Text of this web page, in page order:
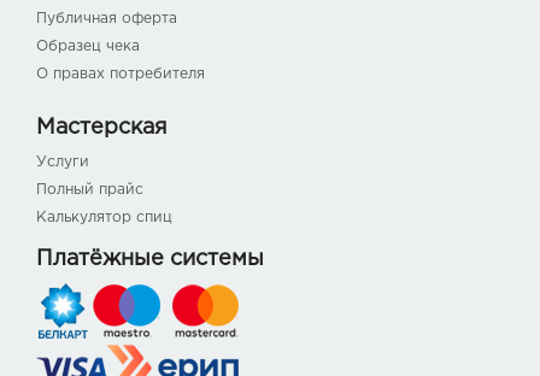
Публичная оферта
Образец чека
О правах потребителя
Мастерская
Услуги
Полный прайс
Калькулятор спиц
Платёжные системы